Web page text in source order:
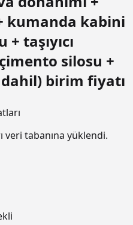
veri tabanına yüklendi.
kumanda kabini
taşıyıcı
silosu +
birim fiyatı